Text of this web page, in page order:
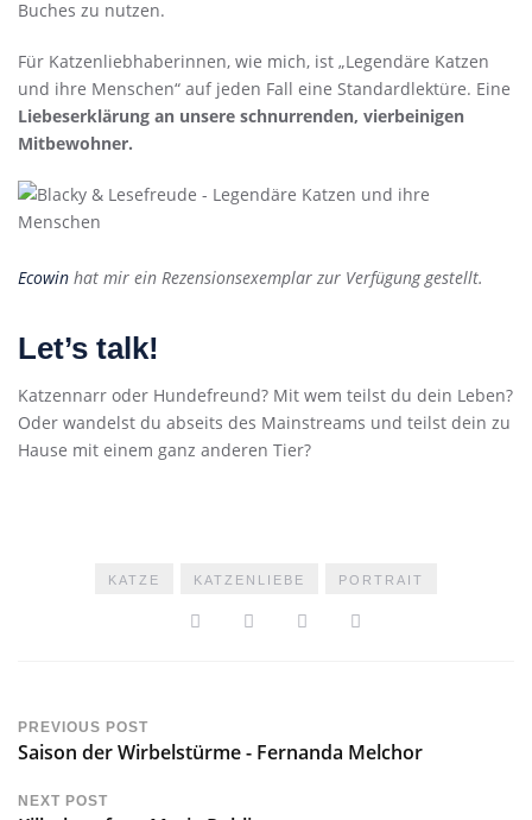
Buches zu nutzen.
Für Katzenliebhaberinnen, wie mich, ist „Legendäre Katzen
und ihre Menschen“ auf jeden Fall eine Standardlektüre. Eine
Liebeserklärung an unsere schnurrenden, vierbeinigen
Mitbewohner.
Ecowin hat mir ein Rezensionsexemplar zur Verfügung gestellt.
Let’s talk!
Katzennarr oder Hundefreund? Mit wem teilst du dein Leben?
Oder wandelst du abseits des Mainstreams und teilst dein zu
Hause mit einem ganz anderen Tier?
KATZE KATZENLIEBE PORTRAIT
PREVIOUS POST
Saison der Wirbelstürme - Fernanda Melchor
NEXT POST